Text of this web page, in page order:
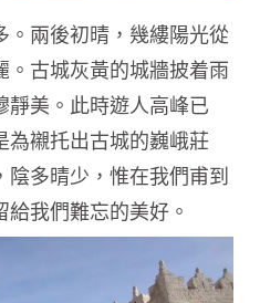
。兩後初晴，幾縷陽光從
。古城灰黃的城牆披着雨
靜美。此時遊人高峰已
為襯托出古城的巍峨莊
多晴少，惟在我們甫到
我們難忘的美好。